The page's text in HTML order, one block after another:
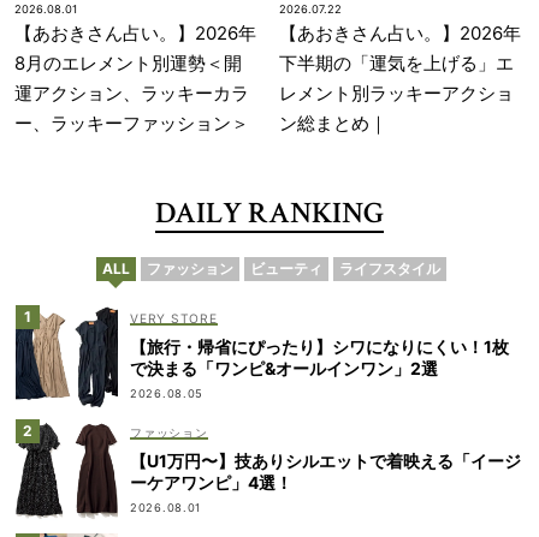
2026.08.01
【あおきさん占い。】2026年
8月のエレメント別運勢＜開
運アクション、ラッキーカラ
ー、ラッキーファッション＞
2026.07.22
【あおきさん占い。】2026年
下半期の「運気を上げる」エ
レメント別ラッキーアクショ
ン総まとめ｜
DAILY RANKING
ALL ファッション ビューティ ライフスタイル
VERY STORE
【旅行・帰省にぴったり】シワになりにくい！1枚
で決まる「ワンピ&オールインワン」2選
2026.08.05
ファッション
【U1万円〜】技ありシルエットで着映える「イージ
ーケアワンピ」4選！
2026.08.01